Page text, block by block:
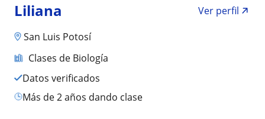
Liliana
Ver perfil
San Luis Potosí
Clases de Biología
Datos verificados
más de 2 años dando clase